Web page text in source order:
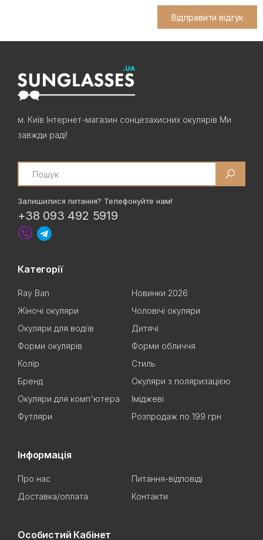
Відправити відгук
м. Київ Інтернет-магазин сонцезахисних окулярів Ми
завжди раді!
Search
Залишилися питання? Телефонуйте нам!
+38 093 492 5919
Категорії
Ray Ban
Новинки 2026
Жіночі окуляри
Чоловічі окуляри
Окуляри для водіїв
Дитячі
Форми окулярів
Форми обличчя
Колір
Стиль
Бренд
Окуляри з поляризацією
Окуляри для комп'ютера
Іміджеві
Футляри
Розпродаж по 199 грн
Інформація
Про нас
Питання-відповіді
Доставка/оплата
Контакти
Особистий Кабінет